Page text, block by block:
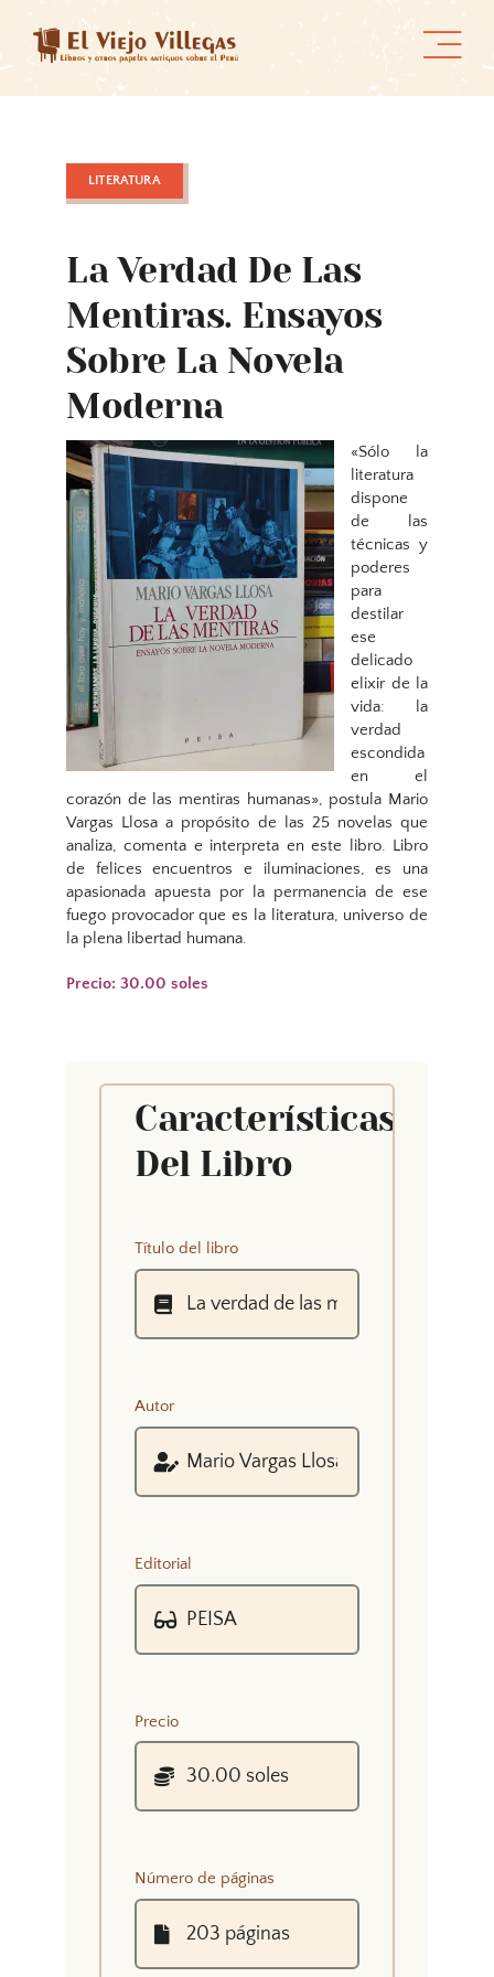
content
LITERATURA
La Verdad De Las
Mentiras. Ensayos
Sobre La Novela
Moderna
«Sólo la
literatura
dispone
de las
técnicas y
poderes
para
destilar
ese
delicado
elixir de la
vida: la
verdad
escondida
en el
corazón de las mentiras humanas», postula Mario
Vargas Llosa a propósito de las 25 novelas que
analiza, comenta e interpreta en este libro. Libro
de felices encuentros e iluminaciones, es una
apasionada apuesta por la permanencia de ese
fuego provocador que es la literatura, universo de
la plena libertad humana.
Precio: 30.00 soles
Características
Del Libro
Título del libro
Autor
Editorial
Precio
Número de páginas